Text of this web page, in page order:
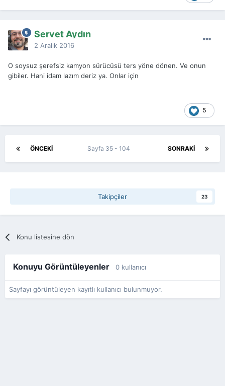
Servet Aydın
2 Aralık 2016
O soysuz şerefsiz kamyon sürücüsü ters yöne dönen. Ve onun
gibiler. Hani idam lazım deriz ya. Onlar için
5
ÖNCEKI SONRAKI
Sayfa 35 - 104
Takipçiler 23
Konu listesine dön
Konuyu Görüntüleyenler 0 kullanıcı
Sayfayı görüntüleyen kayıtlı kullanıcı bulunmuyor.